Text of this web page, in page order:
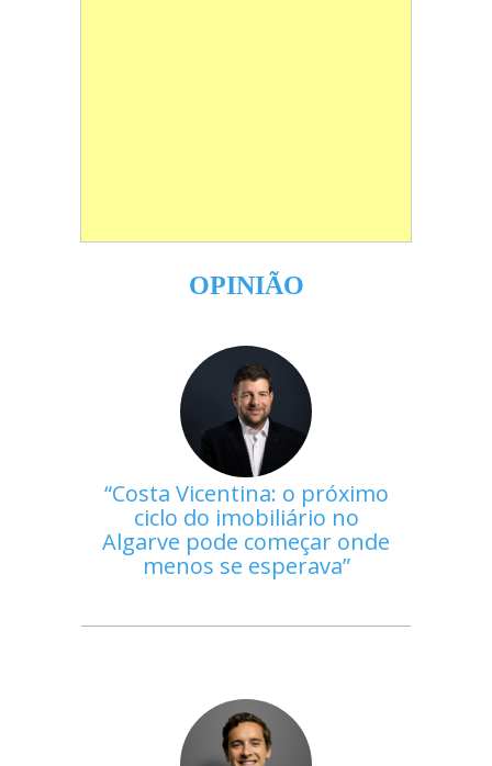
OPINIÃO
Costa Vicentina: o próximo
ciclo do imobiliário no
Algarve pode começar onde
menos se esperava